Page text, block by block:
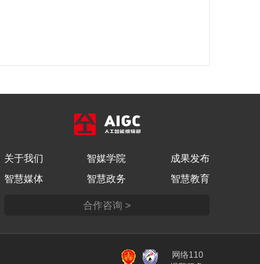
关于我们 智媒学院
成果发布
智慧媒体
智慧政务 智慧教育
合作咨询 >
网络110